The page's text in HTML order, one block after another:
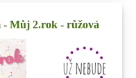
- Můj 2.rok - růžová